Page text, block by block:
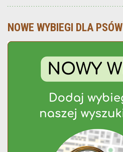
NOWE WYBIEGI DLA PSÓW